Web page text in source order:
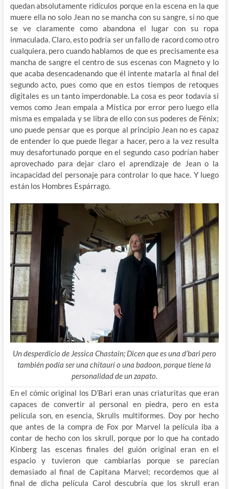
quedan absolutamente ridículos porque en la escena en la que
muere ella no solo Jean no se mancha con su sangre, si no que
se ve claramente como abandona el lugar con su ropa
inmaculada. Claro, esto podría ser un fallo de racord como otro
cualquiera, pero cuando hablamos de que es precisamente esa
mancha de sangre el centro de sus escenas con Magneto y lo
que acaba desencadenando que él intente matarla al final del
segundo acto, pues como que en estos tiempos de retoques
digitales es un tanto imperdonable. La cosa es peor todavía si
vemos como Jean empala a Mística por error pero luego ella
misma es empalada y se libra de ello con sus poderes de Fénix;
uno puede pensar que es porque al principio Jean no es capaz
de entender lo que puede llegar a hacer, pero a la vez resulta
muy desafortunado porque en el segundo caso podrían haber
aprovechado para dejar claro el aprendizaje de Jean o la
incapacidad del personaje para controlar lo que hace. Y luego
están los Hombres Espárrago.
Un desperdicio de Jessica Chastain; Dicen que es una d’bari pero
también podía ser una chitauri o una badoon, porque tiene la
personalidad de un zapato.
En el cómic original los D’Bari eran unas criaturitas que eran
capaces de convertir al personal en piedra, pero en esta
película son, en esencia, Skrulls multiformes. Doy por hecho
que antes de la compra de Fox por Marvel la película iba a
contar de hecho con los skrull, porque por lo que ha contado
Kinberg las escenas finales del guión original eran en el
espacio y tuvieron que cambiarlas porque se parecían
demasiado al final de Capitana Marvel; recordemos que al
final de dicha película Carol descubría que los skrull eran